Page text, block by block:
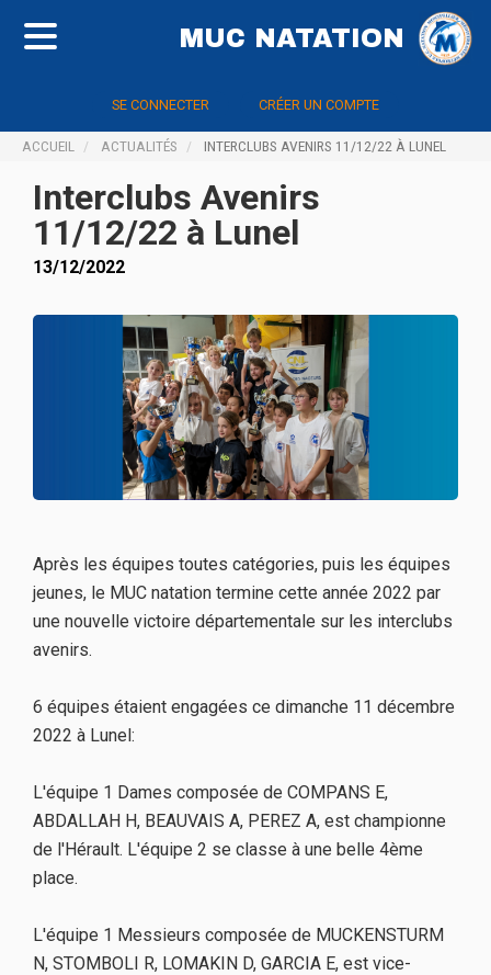
MUC NATATION
SE CONNECTER CRÉER UN COMPTE
ACCUEIL ACTUALITÉS INTERCLUBS AVENIRS 11/12/22 À LUNEL
Interclubs Avenirs
11/12/22 à Lunel
13/12/2022
Après les équipes toutes catégories, puis les équipes
jeunes, le MUC natation termine cette année 2022 par
une nouvelle victoire départementale sur les interclubs
avenirs.
6 équipes étaient engagées ce dimanche 11 décembre
2022 à Lunel:
L'équipe 1 Dames composée de COMPANS E,
ABDALLAH H, BEAUVAIS A, PEREZ A, est championne
de l'Hérault. L'équipe 2 se classe à une belle 4ème
place.
L'équipe 1 Messieurs composée de MUCKENSTURM
N, STOMBOLI R, LOMAKIN D, GARCIA E, est vice-